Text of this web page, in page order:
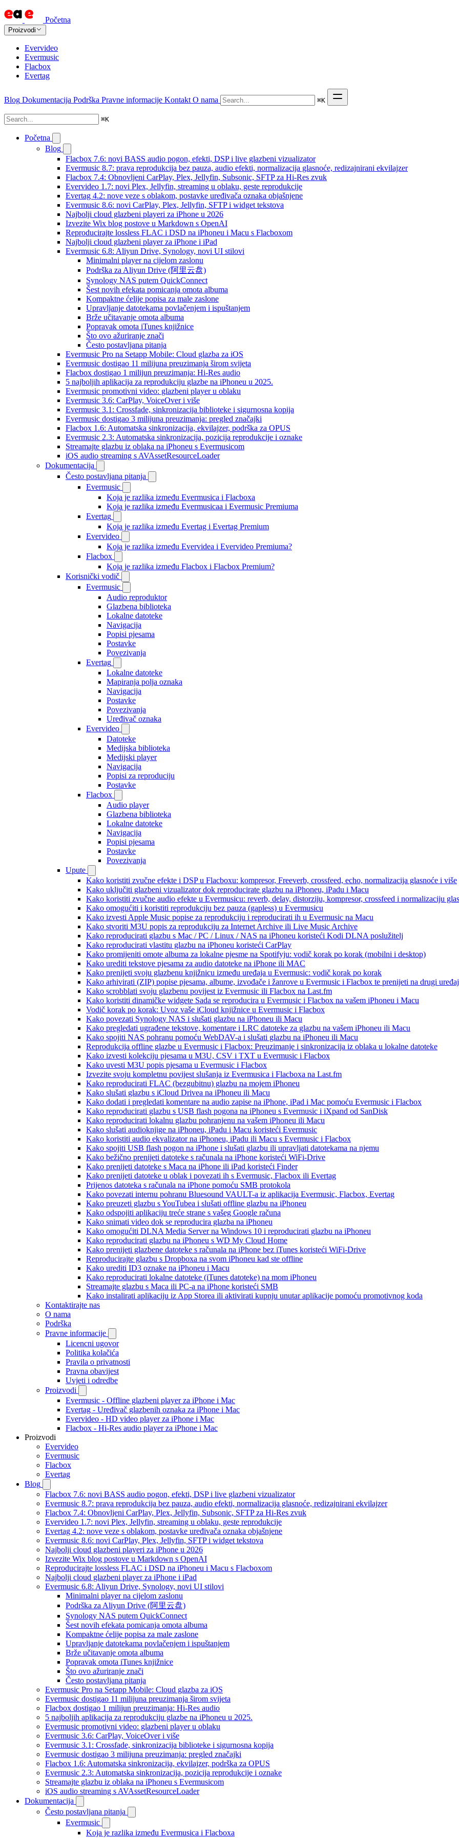
Početna
Proizvodi
Evervideo
Evermusic
Flacbox
Evertag
Blog Dokumentacija Podrška Pravne informacije Kontakt O nama ⌘K
⌘K
Početna
Blog
Flacbox 7.6: novi BASS audio pogon, efekti, DSP i live glazbeni vizualizator
Evermusic 8.7: prava reprodukcija bez pauza, audio efekti, normalizacija glasnoće, redizajnirani ekvilajzer
Flacbox 7.4: Obnovljeni CarPlay, Plex, Jellyfin, Subsonic, SFTP za Hi-Res zvuk
Evervideo 1.7: novi Plex, Jellyfin, streaming u oblaku, geste reprodukcije
Evertag 4.2: nove veze s oblakom, postavke uređivača oznaka objašnjene
Evermusic 8.6: novi CarPlay, Plex, Jellyfin, SFTP i widget tekstova
Najbolji cloud glazbeni playeri za iPhone u 2026
Izvezite Wix blog postove u Markdown s OpenAI
Reproducirajte lossless FLAC i DSD na iPhoneu i Macu s Flacboxom
Najbolji cloud glazbeni player za iPhone i iPad
Evermusic 6.8: Aliyun Drive, Synology, novi UI stilovi
Minimalni player na cijelom zaslonu
Podrška za Aliyun Drive (阿里云盘)
Synology NAS putem QuickConnect
Šest novih efekata pomicanja omota albuma
Kompaktne ćelije popisa za male zaslone
Upravljanje datotekama povlačenjem i ispuštanjem
Brže učitavanje omota albuma
Popravak omota iTunes knjižnice
Što ovo ažuriranje znači
Često postavljana pitanja
Evermusic Pro na Setapp Mobile: Cloud glazba za iOS
Evermusic dostigao 11 milijuna preuzimanja širom svijeta
Flacbox dostigao 1 milijun preuzimanja: Hi-Res audio
5 najboljih aplikacija za reprodukciju glazbe na iPhoneu u 2025.
Evermusic promotivni video: glazbeni player u oblaku
Evermusic 3.6: CarPlay, VoiceOver i više
Evermusic 3.1: Crossfade, sinkronizacija biblioteke i sigurnosna kopija
Evermusic dostigao 3 milijuna preuzimanja: pregled značajki
Flacbox 1.6: Automatska sinkronizacija, ekvilajzer, podrška za OPUS
Evermusic 2.3: Automatska sinkronizacija, pozicija reprodukcije i oznake
Streamajte glazbu iz oblaka na iPhoneu s Evermusicom
iOS audio streaming s AVAssetResourceLoader
Dokumentacija
Često postavljana pitanja
Evermusic
Koja je razlika između Evermusica i Flacboxa
Koja je razlika između Evermusicaa i Evermusic Premiuma
Evertag
Koja je razlika između Evertag i Evertag Premium
Evervideo
Koja je razlika između Evervidea i Evervideo Premiuma?
Flacbox
Koja je razlika između Flacbox i Flacbox Premium?
Korisnički vodič
Evermusic
Audio reproduktor
Glazbena biblioteka
Lokalne datoteke
Navigacija
Popisi pjesama
Postavke
Povezivanja
Evertag
Lokalne datoteke
Mapiranja polja oznaka
Navigacija
Postavke
Povezivanja
Uređivač oznaka
Evervideo
Datoteke
Medijska biblioteka
Medijski player
Navigacija
Popisi za reproduciju
Postavke
Flacbox
Audio player
Glazbena biblioteka
Lokalne datoteke
Navigacija
Popisi pjesama
Postavke
Povezivanja
Upute
Kako koristiti zvučne efekte i DSP u Flacboxu: kompresor, Freeverb, crossfeed, echo, normalizacija glasnoće i više
Kako uključiti glazbeni vizualizator dok reproducirate glazbu na iPhoneu, iPadu i Macu
Kako koristiti zvučne audio efekte u Evermusicu: reverb, delay, distorziju, kompresor, crossfeed i normalizaciju
Kako omogućiti i koristiti reprodukciju bez pauza (gapless) u Evermusicu
Kako izvesti Apple Music popise za reprodukciju i reproducirati ih u Evermusic na Macu
Kako stvoriti M3U popis za reprodukciju za Internet Archive ili Live Music Archive
Kako reproducirati glazbu s Mac / PC / Linux / NAS na iPhoneu koristeći Kodi DLNA poslužitelj
Kako reproducirati vlastitu glazbu na iPhoneu koristeći CarPlay
Kako promijeniti omote albuma za lokalne pjesme na Spotifyju: vodič korak po korak (mobilni i desktop)
Kako urediti tekstove pjesama za audio datoteke na iPhone ili MAC
Kako prenijeti svoju glazbenu knjižnicu između uređaja u Evermusic: vodič korak po korak
Kako arhivirati (ZIP) popise pjesama, albume, izvođače i žanrove u Evermusic i Flacbox te prenijeti na drugi uređaj
Kako scrobblati svoju glazbenu povijest iz Evermusic ili Flacbox na Last.fm
Kako koristiti dinamičke widgete Sada se reproducira u Evermusic i Flacbox na vašem iPhoneu i Macu
Vodič korak po korak: Uvoz vaše iCloud knjižnice u Evermusic i Flacbox
Kako povezati Synology NAS i slušati glazbu na iPhoneu ili Macu
Kako pregledati ugrađene tekstove, komentare i LRC datoteke za glazbu na vašem iPhoneu ili Macu
Kako spojiti NAS pohranu pomoću WebDAV-a i slušati glazbu na iPhoneu ili Macu
Reprodukcija offline glazbe u Evermusic i Flacbox: Preuzimanje i sinkronizacija iz oblaka u lokalne datoteke
Kako izvesti kolekciju pjesama u M3U, CSV i TXT u Evermusic i Flacbox
Kako uvesti M3U popis pjesama u Evermusic i Flacbox
Izvezite svoju kompletnu povijest slušanja iz Evermusica i Flacboxa na Last.fm
Kako reproducirati FLAC (bezgubitnu) glazbu na mojem iPhoneu
Kako slušati glazbu s iCloud Drivea na iPhoneu ili Macu
Kako dodati i pregledati komentare na audio zapise na iPhone, iPad i Mac pomoću Evermusic i Flacbox
Kako reproducirati glazbu s USB flash pogona na iPhoneu s Evermusic i iXpand od SanDisk
Kako reproducirati lokalnu glazbu pohranjenu na vašem iPhoneu ili Macu
Kako slušati audioknjige na iPhoneu, iPadu i Macu koristeći Evermusic
Kako koristiti audio ekvalizator na iPhoneu, iPadu ili Macu s Evermusic i Flacbox
Kako spojiti USB flash pogon na iPhone i slušati glazbu ili upravljati datotekama na njemu
Kako bežično prenijeti datoteke s računala na iPhone koristeći WiFi-Drive
Kako prenijeti datoteke s Maca na iPhone ili iPad koristeći Finder
Kako prenijeti datoteke u oblak i povezati ih s Evermusic, Flacbox ili Evertag
Prijenos datoteka s računala na iPhone pomoću SMB protokola
Kako povezati internu pohranu Bluesound VAULT-a iz aplikacija Evermusic, Flacbox, Evertag
Kako preuzeti glazbu s YouTubea i slušati offline glazbu na iPhoneu
Kako odspojiti aplikaciju treće strane s vašeg Google računa
Kako snimati video dok se reproducira glazba na iPhoneu
Kako omogućiti DLNA Media Server na Windows 10 i reproducirati glazbu na iPhoneu
Kako reproducirati glazbu na iPhoneu s WD My Cloud Home
Kako prenijeti glazbene datoteke s računala na iPhone bez iTunes koristeći WiFi-Drive
Reproducirajte glazbu s Dropboxa na svom iPhoneu kad ste offline
Kako urediti ID3 oznake na iPhoneu i Macu
Kako reproducirati lokalne datoteke (iTunes datoteke) na mom iPhoneu
Streamajte glazbu s Maca ili PC-a na iPhone koristeći SMB
Kako instalirati aplikaciju iz App Storea ili aktivirati kupnju unutar aplikacije pomoću promotivnog koda
Kontaktirajte nas
O nama
Podrška
Pravne informacije
Licencni ugovor
Politika kolačića
Pravila o privatnosti
Pravna obavijest
Uvjeti i odredbe
Proizvodi
Evermusic - Offline glazbeni player za iPhone i Mac
Evertag - Uređivač glazbenih oznaka za iPhone i Mac
Evervideo - HD video player za iPhone i Mac
Flacbox - Hi-Res audio player za iPhone i Mac
Proizvodi
Evervideo
Evermusic
Flacbox
Evertag
Blog
Flacbox 7.6: novi BASS audio pogon, efekti, DSP i live glazbeni vizualizator
Evermusic 8.7: prava reprodukcija bez pauza, audio efekti, normalizacija glasnoće, redizajnirani ekvilajzer
Flacbox 7.4: Obnovljeni CarPlay, Plex, Jellyfin, Subsonic, SFTP za Hi-Res zvuk
Evervideo 1.7: novi Plex, Jellyfin, streaming u oblaku, geste reprodukcije
Evertag 4.2: nove veze s oblakom, postavke uređivača oznaka objašnjene
Evermusic 8.6: novi CarPlay, Plex, Jellyfin, SFTP i widget tekstova
Najbolji cloud glazbeni playeri za iPhone u 2026
Izvezite Wix blog postove u Markdown s OpenAI
Reproducirajte lossless FLAC i DSD na iPhoneu i Macu s Flacboxom
Najbolji cloud glazbeni player za iPhone i iPad
Evermusic 6.8: Aliyun Drive, Synology, novi UI stilovi
Minimalni player na cijelom zaslonu
Podrška za Aliyun Drive (阿里云盘)
Synology NAS putem QuickConnect
Šest novih efekata pomicanja omota albuma
Kompaktne ćelije popisa za male zaslone
Upravljanje datotekama povlačenjem i ispuštanjem
Brže učitavanje omota albuma
Popravak omota iTunes knjižnice
Što ovo ažuriranje znači
Često postavljana pitanja
Evermusic Pro na Setapp Mobile: Cloud glazba za iOS
Evermusic dostigao 11 milijuna preuzimanja širom svijeta
Flacbox dostigao 1 milijun preuzimanja: Hi-Res audio
5 najboljih aplikacija za reprodukciju glazbe na iPhoneu u 2025.
Evermusic promotivni video: glazbeni player u oblaku
Evermusic 3.6: CarPlay, VoiceOver i više
Evermusic 3.1: Crossfade, sinkronizacija biblioteke i sigurnosna kopija
Evermusic dostigao 3 milijuna preuzimanja: pregled značajki
Flacbox 1.6: Automatska sinkronizacija, ekvilajzer, podrška za OPUS
Evermusic 2.3: Automatska sinkronizacija, pozicija reprodukcije i oznake
Streamajte glazbu iz oblaka na iPhoneu s Evermusicom
iOS audio streaming s AVAssetResourceLoader
Dokumentacija
Često postavljana pitanja
Evermusic
Koja je razlika između Evermusica i Flacboxa